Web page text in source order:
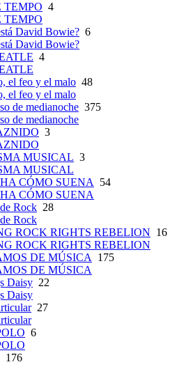
TEMPO 4
TEMPO
David Bowie? 6
David Bowie?
4
el feo y el malo 48
el feo y el malo
de medianoche 375
de medianoche
3
MUSICAL 3
MUSICAL
CÓMO SUENA
54
CÓMO SUENA
Rock 28
Rock
ROCK RIGHTS REBELION 16
ROCK RIGHTS REBELION
DE MÚSICA
175
DE MÚSICA
Daisy 22
Daisy
27
6
176